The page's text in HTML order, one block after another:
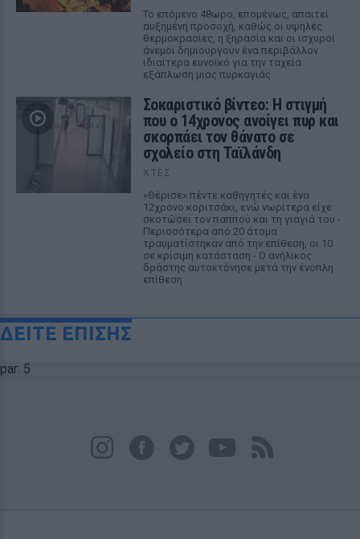
Το επόμενο 48ωρο, επομένως, απαιτεί
αυξημένη προσοχή, καθώς οι υψηλές
θερμοκρασίες, η ξηρασία και οι ισχυροί
άνεμοι δημιουργούν ένα περιβάλλον
ιδιαίτερα ευνοϊκό για την ταχεία
εξάπλωση μιας πυρκαγιάς
Σοκαριστικό βίντεο: Η στιγμή
που ο 14χρονος ανοίγει πυρ και
σκορπάει τον θάνατο σε
σχολείο στη Ταϊλάνδη
ΧΤΕΣ
«Θέρισε» πέντε καθηγητές και ένα
12χρονο κοριτσάκι, ενώ νωρίτερα είχε
σκοτώσει τον παππού και τη γιαγιά του -
Περισσότερα από 20 άτομα
τραυματίστηκαν από την επίθεση, οι 10
σε κρίσιμη κατάσταση - Ο ανήλικος
δράστης αυτοκτόνησε μετά την ένοπλη
επίθεση
ΔΕΙΤΕ ΕΠΙΣΗΣ
par: 5